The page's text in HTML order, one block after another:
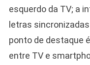
esquerdo da TV; a
letras
ponto de destaque
entre TV e